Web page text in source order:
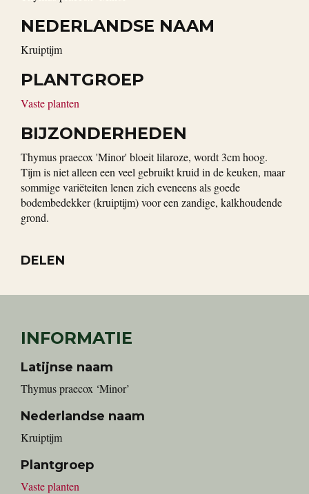
NEDERLANDSE NAAM
Kruiptijm
PLANTGROEP
Vaste planten
BIJZONDERHEDEN
Thymus praecox 'Minor' bloeit lilaroze, wordt 3cm hoog.
Tijm is niet alleen een veel gebruikt kruid in de keuken, maar
sommige variëteiten lenen zich eveneens als goede
bodembedekker (kruiptijm) voor een zandige, kalkhoudende
grond.
DELEN
INFORMATIE
Latijnse naam
Thymus praecox ‘Minor’
Nederlandse naam
Kruiptijm
Plantgroep
Vaste planten